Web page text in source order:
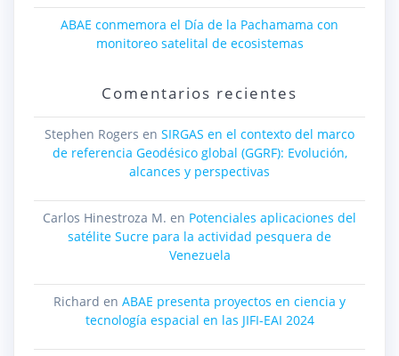
ABAE conmemora el Día de la Pachamama con
monitoreo satelital de ecosistemas
Comentarios recientes
Stephen Rogers en SIRGAS en el contexto del marco
de referencia Geodésico global (GGRF): Evolución,
alcances y perspectivas
Carlos Hinestroza M. en Potenciales aplicaciones del
satélite Sucre para la actividad pesquera de
Venezuela
Richard en ABAE presenta proyectos en ciencia y
tecnología espacial en las JIFI-EAI 2024